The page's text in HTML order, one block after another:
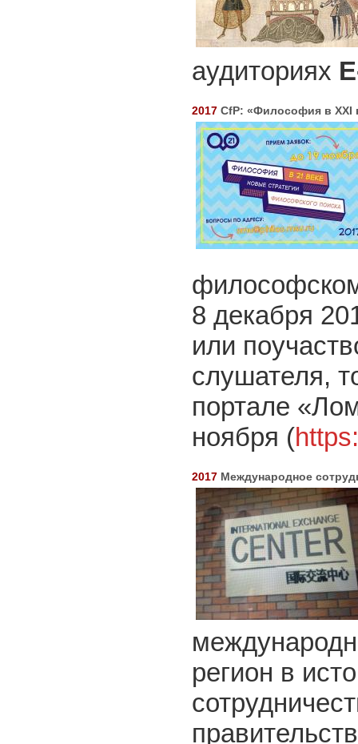
аудиториях
2017 CfP: «Философия в XXI
8 декабря
или
слушателя,
портале
ноября (
2017 Международное
регион в